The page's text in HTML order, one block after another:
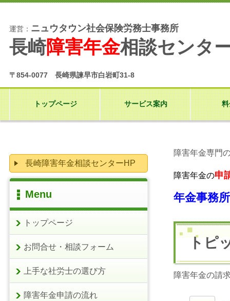
運営： ニュウタウン社会保険労務士事務所
長崎障害年金相談センタ
〒854-0077 長崎県諫早市白岩町31-8
トップページ サービス案内
障害年金専門
障害年金の申
年金事務
トピ
障害年金の請
長崎障害年金相談センターHP
Menu
トップページ
お問合せ・相談フォーム
上手な社労士の選び方
障害年金申請の流れ